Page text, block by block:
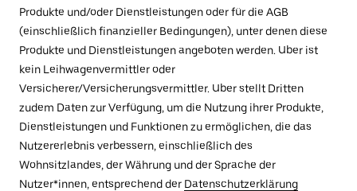
Produkte und/oder Dienstleistungen oder für die AGB
(einschließlich finanzieller Bedingungen), unter denen diese
Produkte und Dienstleistungen angeboten werden. Uber ist
kein Leihwagenvermittler oder
Versicherer/Versicherungsvermittler. Uber stellt Dritten
zudem Daten zur Verfügung, um die Nutzung ihrer Produkte,
Dienstleistungen und Funktionen zu ermöglichen, die das
Nutzererlebnis verbessern, einschließlich des
Wohnsitzlandes, der Währung und der Sprache der
Nutzer*innen, entsprechend der Datenschutzerklärung